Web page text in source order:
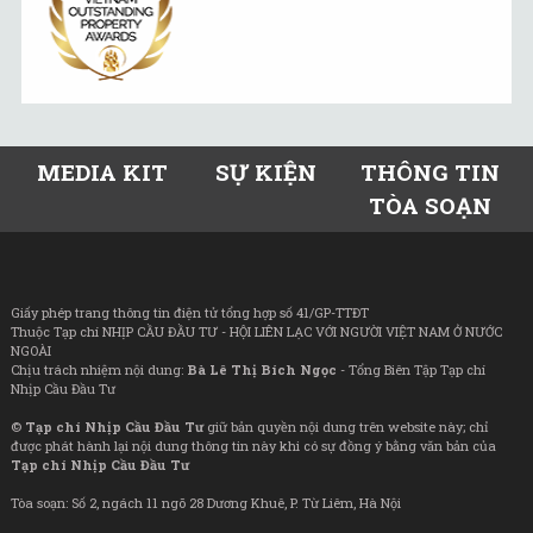
MEDIA KIT SỰ KIỆN
THÔNG TIN
TÒA SOẠN
Giấy phép trang thông tin điện tử tổng hợp số 41/GP-TTĐT
Thuộc Tạp chí NHỊP CẦU ĐẦU TƯ - HỘI LIÊN LẠC VỚI NGƯỜI VIỆT NAM Ở NƯỚC
NGOÀI
Chịu trách nhiệm nội dung: Bà Lê Thị Bích Ngọc - Tổng Biên Tập Tạp chí
Nhịp Cầu Đầu Tư
© Tạp chí Nhịp Cầu Đầu Tưgiữ bản quyền nội dung trên website này; chỉ
được phát hành lại nội dung thông tin này khi có sự đồng ý bằng văn bản của
Tạp chí Nhịp Cầu Đầu Tư
Tòa soạn: Số 2, ngách 11 ngõ 28 Dương Khuê, P. Từ Liêm, Hà Nội